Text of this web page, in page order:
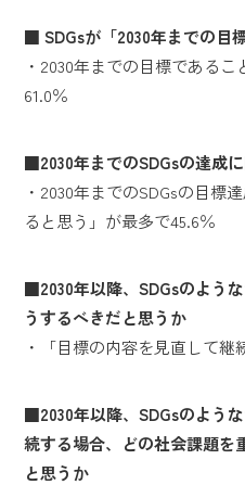
■ SDGsが「2030年までの目
・2030年までの目標である
61.0％
■2030年までのSDGsの達成
・2030年までのSDGsの目標
ると思う」が最多で45.6％
■2030年以降、SDGsのよう
うするべきだと思うか
・「目標の内容を見直して継
■2030年以降、SDGsのよう
続する場合、どの社会課題を
と思うか